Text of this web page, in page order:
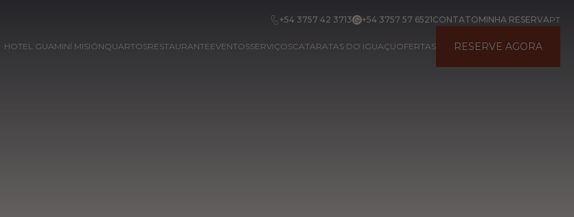
+54 3757 42 3713 +54 3757 57 6521CONTATOMINHA RESERVAPT
HOTEL GUAMINÍ MISIÓNQUARTOSRESTAURANTEEVENTOSSERVIÇOSCATARATAS DO IGUAÇUOFERTAS RESERVE AGORA